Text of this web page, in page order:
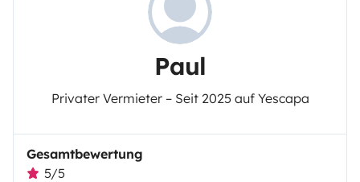
Paul
Privater Vermieter – Seit 2025 auf Yescapa
Gesamtbewertung
5/5